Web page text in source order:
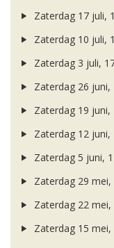
Zaterdag 17 juli,
Zaterdag 10 juli,
Zaterdag 3 juli,
Zaterdag 26 juni,
Zaterdag 19 juni,
Zaterdag 12 juni,
Zaterdag 5 juni,
Zaterdag 29 mei,
Zaterdag 22 mei,
Zaterdag 15 mei,